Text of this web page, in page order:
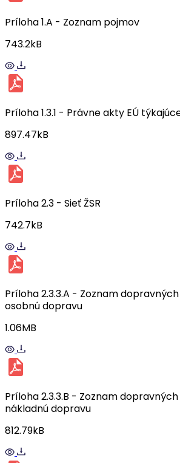
Príloha 1.A - Zoznam pojmov
743.2kB
Príloha 1.3.1 - Právne akty EÚ
897.47kB
Príloha 2.3 - Sieť ŽSR
742.7kB
Príloha 2.3.3.A - Zoznam
osobnú dopravu
1.06MB
Príloha 2.3.3.B - Zoznam
nákladnú dopravu
812.79kB